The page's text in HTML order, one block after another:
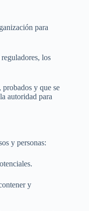
para
los
probados y que se
autoridad para
y personas:
y